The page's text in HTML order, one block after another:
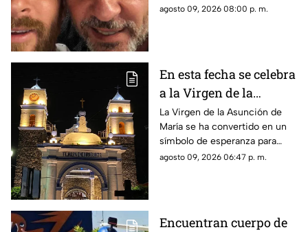
captaron su llegada.
agosto 09, 2026 08:00 p. m.
En esta fecha se celebra
a la Virgen de la
Asunción de María en
Morelos
La Virgen de la Asunción de
María se ha convertido en un
símbolo de esperanza para
miles de creyentes.
agosto 09, 2026 06:47 p. m.
Encuentran cuerpo de